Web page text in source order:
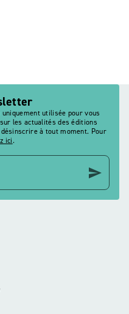
utilisée pour vous
les actualités des éditions
désinscrire à tout moment. Pour
ici.
send